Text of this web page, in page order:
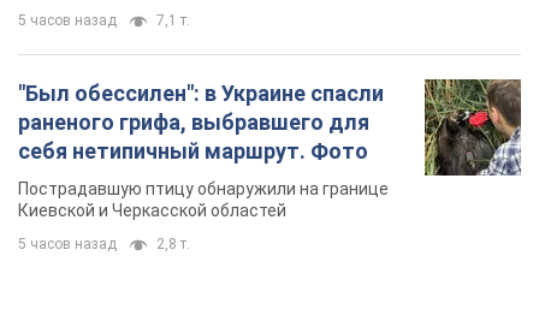
5 часов назад 7,1 т.
"Был обессилен": в Украине спасли
раненого грифа, выбравшего для
себя нетипичный маршрут. Фото
Пострадавшую птицу обнаружили на границе
Киевской и Черкасской областей
5 часов назад 2,8 т.